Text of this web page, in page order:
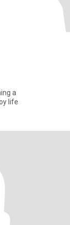
a
life